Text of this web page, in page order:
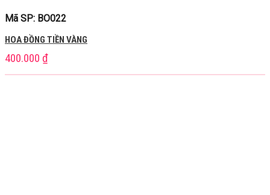
Mã SP: BO022
HOA ĐỒNG TIỀN VÀNG
400.000 ₫